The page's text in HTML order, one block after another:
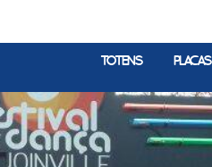
PLACAS
TOTENS